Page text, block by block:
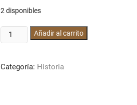
2 disponibles
Contemporary
Japan
Añadir al carrito
Categoría: Historia